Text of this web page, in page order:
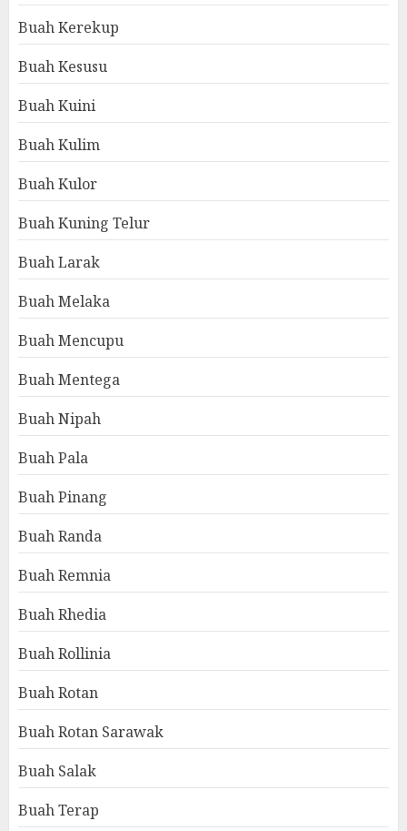
Buah Kerekup
Buah Kesusu
Buah Kuini
Buah Kulim
Buah Kulor
Buah Kuning Telur
Buah Larak
Buah Melaka
Buah Mencupu
Buah Mentega
Buah Nipah
Buah Pala
Buah Pinang
Buah Randa
Buah Remnia
Buah Rhedia
Buah Rollinia
Buah Rotan
Buah Rotan Sarawak
Buah Salak
Buah Terap